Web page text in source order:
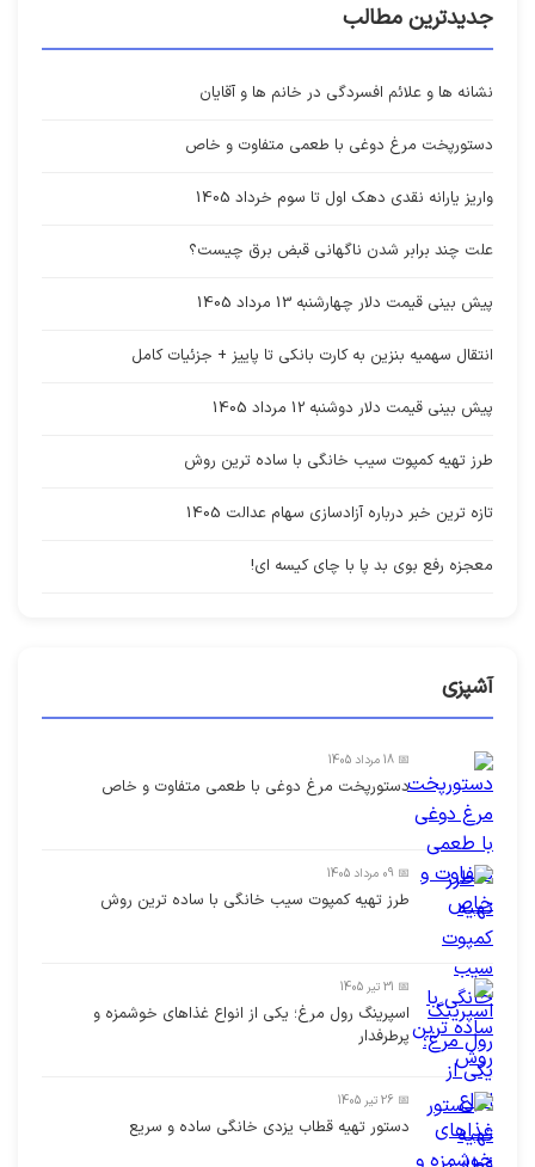
جدیدترین مطالب
نشانه ها و علائم افسردگی در خانم ها و آقایان
دستورپخت مرغ دوغی با طعمی متفاوت و خاص
واریز یارانه نقدی دهک اول تا سوم خرداد 1405
علت چند برابر شدن ناگهانی قبض برق چیست؟
پیش بینی قیمت دلار چهارشنبه 13 مرداد 1405
انتقال سهمیه بنزین به کارت بانکی تا پاییز + جزئیات کامل
پیش بینی قیمت دلار دوشنبه 12 مرداد 1405
طرز تهیه کمپوت سیب خانگی با ساده ترین روش
تازه ترین خبر درباره آزادسازی سهام عدالت 1405
معجزه رفع بوی بد پا با چای کیسه ای!
آشپزی
📅 18 مرداد 1405
دستورپخت مرغ دوغی با طعمی متفاوت و خاص
📅 09 مرداد 1405
طرز تهیه کمپوت سیب خانگی با ساده ترین روش
📅 31 تیر 1405
اسپرینگ رول مرغ؛ یکی از انواع غذاهای خوشمزه و
پرطرفدار
📅 26 تیر 1405
دستور تهیه قطاب یزدی خانگی ساده و سریع